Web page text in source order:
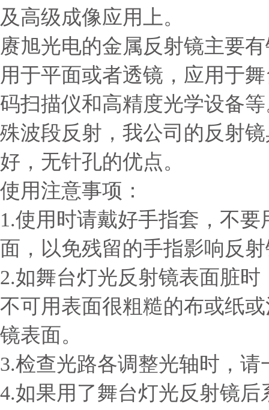
及高级成像应用上。
赓旭光电的金属反射镜主要
用于平面或者透镜，应用于
码扫描仪和高精度光学设备
殊波段反射，我公司的反射
好，无针孔的优点。
使用注意事项：
1.使用时请戴好手指套，不
面，以免残留的手指影响反
2.如舞台灯光反射镜表面脏
不可用表面很粗糙的布或纸
镜表面。
3.检查光路各调整光轴时，
4.如果用了舞台灯光反射镜